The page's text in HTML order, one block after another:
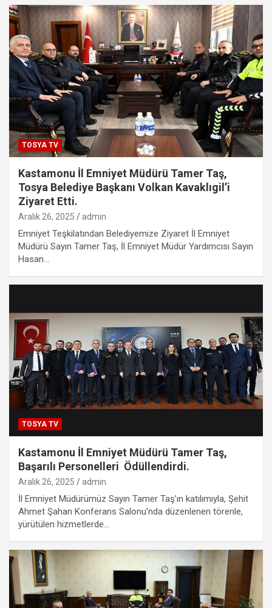
TOSYA TV
Kastamonu İl Emniyet Müdürü Tamer Taş,
Tosya Belediye Başkanı Volkan Kavaklıgil’i
Ziyaret Etti.
Aralık 26, 2025 admin
Emniyet Teşkilatından Belediyemize Ziyaret İl Emniyet
Müdürü Sayın Tamer Taş, İl Emniyet Müdür Yardımcısı Sayın
Hasan…
TOSYA TV
Kastamonu İl Emniyet Müdürü Tamer Taş,
Başarılı Personelleri Ödüllendirdi.
Aralık 26, 2025 admin
İl Emniyet Müdürümüz Sayın Tamer Taş’ın katılımıyla, Şehit
Ahmet Şahan Konferans Salonu’nda düzenlenen törenle,
yürütülen hizmetlerde…